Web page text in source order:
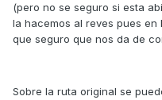
(pero no se seguro si esta
la hacemos al reves pues
que seguro que nos da de
Sobre la ruta original se